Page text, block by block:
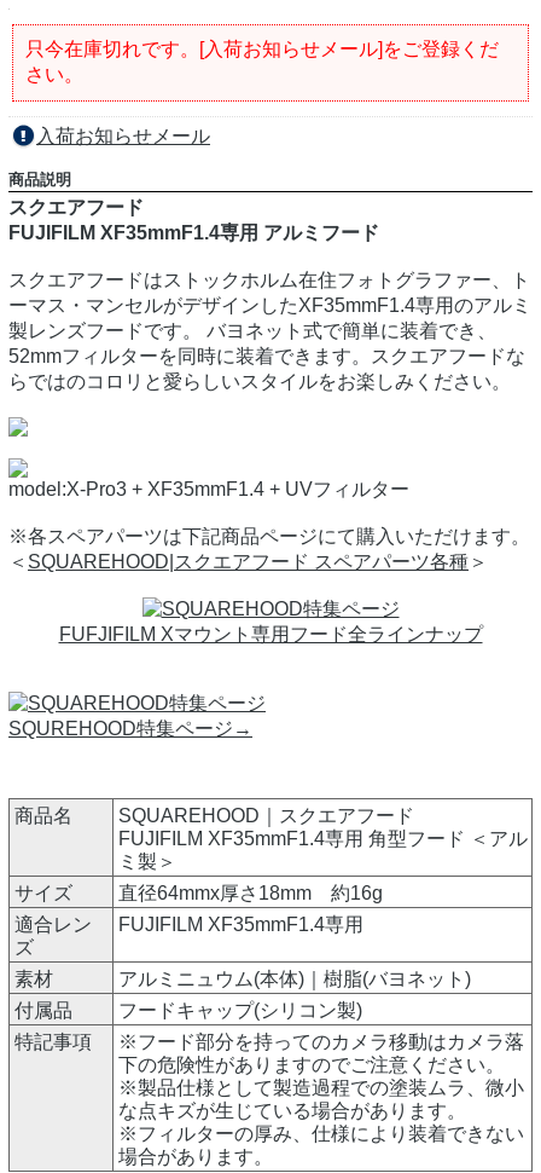
只今在庫切れです。[入荷お知らせメール]をご登録くだ
さい。
入荷お知らせメール
商品説明
スクエアフード
FUJIFILM XF35mmF1.4専用 アルミフード
スクエアフードはストックホルム在住フォトグラファー、ト
ーマス・マンセルがデザインしたXF35mmF1.4専用のアルミ
製レンズフードです。 バヨネット式で簡単に装着でき、
52mmフィルターを同時に装着できます。スクエアフードな
らではのコロリと愛らしいスタイルをお楽しみください。
model:X-Pro3 + XF35mmF1.4 + UVフィルター
※各スペアパーツは下記商品ページにて購入いただけます。
＜ SQUAREHOOD|スクエアフード スペアパーツ各種 ＞
FUFJIFILM Xマウント専用フード全ラインナップ
SQUREHOOD特集ページ→
商品名
SQUAREHOOD｜スクエアフード
FUJIFILM XF35mmF1.4専用 角型フード ＜アル
ミ製＞
サイズ
直径64mmx厚さ18mm 約16g
適合レン
ズ
FUJIFILM XF35mmF1.4専用
素材
アルミニュウム(本体)｜樹脂(バヨネット)
付属品
フードキャップ(シリコン製)
特記事項
※フード部分を持ってのカメラ移動はカメラ落
下の危険性がありますのでご注意ください。
※製品仕様として製造過程での塗装ムラ、微小
な点キズが生じている場合があります。
※フィルターの厚み、仕様により装着できない
場合があります。